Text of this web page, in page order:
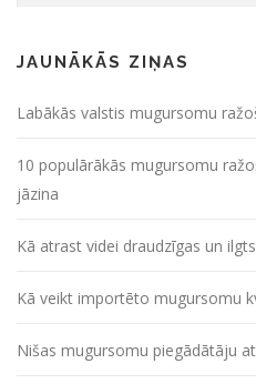
JAUNĀKĀS ZIŅAS
Labākās valstis mugursomu
10 populārākās mugursomu
jāzina
Kā atrast videi draudzīgas un
Kā veikt importēto mugursomu
Nišas mugursomu piegādātāju